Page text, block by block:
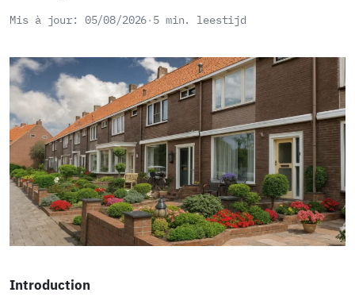
Mis à jour: 05/08/2026 5 min. leestijd
Introduction